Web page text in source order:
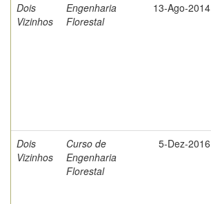
Dois
Vizinhos
Engenharia
Florestal
13-Ago-2014
Dois
Vizinhos
Curso de
Engenharia
Florestal
5-Dez-2016